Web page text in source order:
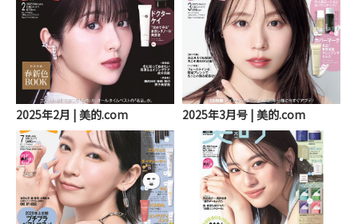
2025年2月 | 美的.com 2025年3月号 | 美的.com